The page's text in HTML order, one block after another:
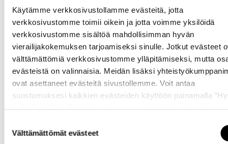
Käytämme verkkosivustollamme evästeitä, jotta
verkkosivustomme toimii oikein ja jotta voimme yksilöidä
verkkosivustomme sisältöä mahdollisimman hyvän
vierailijakokemuksen tarjoamiseksi sinulle. Jotkut evästeet
välttämättömiä verkkosivustomme ylläpitämiseksi, mutta
evästeistä on valinnaisia. Meidän lisäksi
ovat asettaneet evästeitä sivustollemme. Voit antaa
suostumuksesi kaikkien evästeiden käyttöön painamalla
valinta
Välttämättömät evästeet
Katso saatavuus
myymälässä